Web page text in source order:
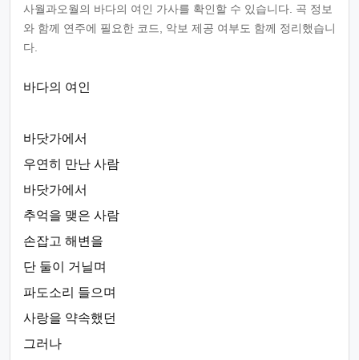
사월과오월의 바다의 여인 가사를 확인할 수 있습니다. 곡 정보
와 함께 연주에 필요한 코드, 악보 제공 여부도 함께 정리했습니
다.
바다의 여인
바닷가에서
우연히 만난 사람
바닷가에서
추억을 맺은 사람
손잡고 해변을
단 둘이 거닐며
파도소리 들으며
사랑을 약속했던
그러나